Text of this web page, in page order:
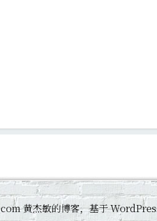
黄杰敏的博客，基于